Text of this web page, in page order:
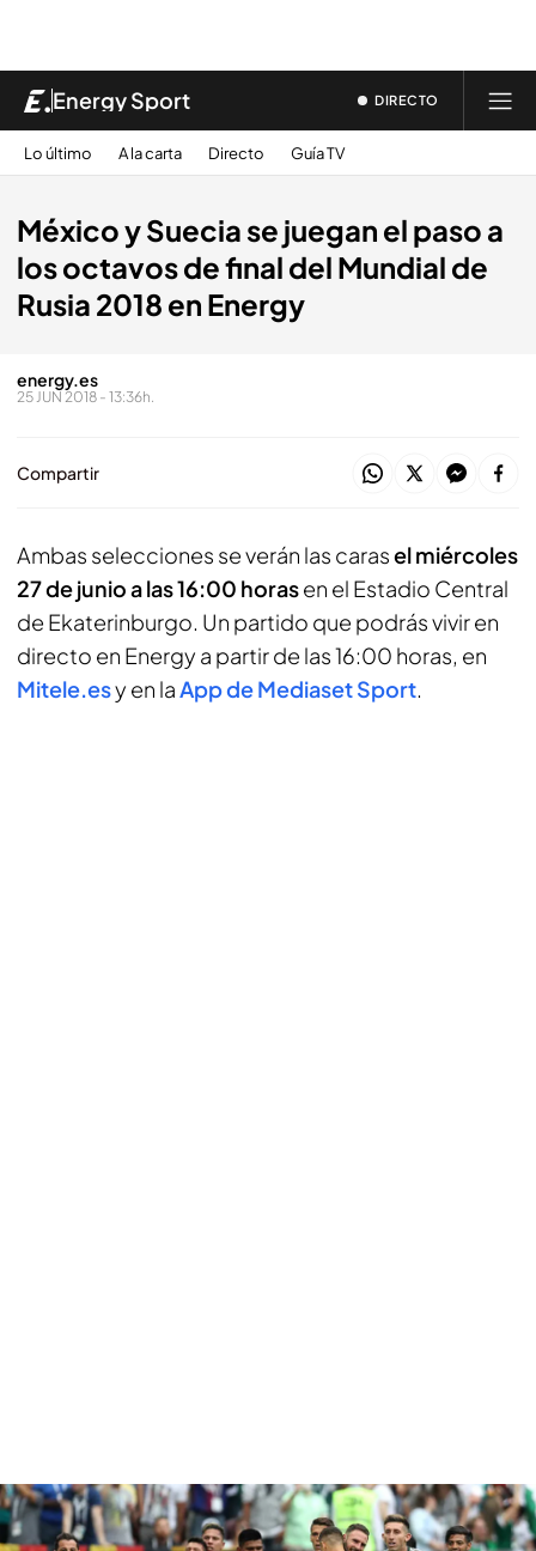
Energy Sport DIRECTO
Lo último A la carta Directo Guía TV
México y Suecia se juegan el paso a
los octavos de final del Mundial de
Rusia 2018 en Energy
energy.es
25 JUN 2018 - 13:36h.
Compartir
Ambas selecciones se verán las carasel miércoles
27 de junio a las 16:00 horasen el Estadio Central
de Ekaterinburgo. Un partido que podrás vivir en
directo en Energy a partir de las 16:00 horas, en
Mitele.esy en laApp de Mediaset Sport.